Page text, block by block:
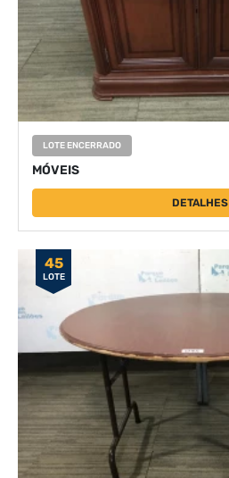
LOTE ENCERRADO
MÓVEIS
DETALHES
45
LOTE